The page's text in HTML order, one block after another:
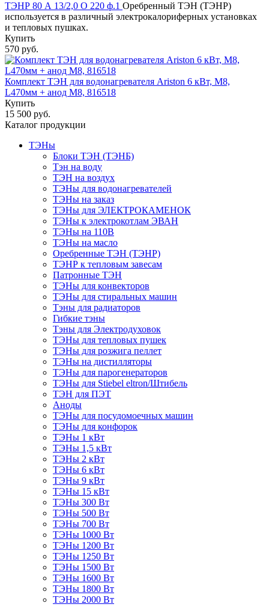
ТЭНР 80 А 13/2,0 О 220 ф.1 Оребренный ТЭН (ТЭНР)
используется в различный электрокалориферных установках
и тепловых пушках.
Купить
570 руб.
Комплект ТЭН для водонагревателя Ariston 6 кВт, М8,
L470мм + анод М8, 816518
Купить
15 500 руб.
Каталог продукции
ТЭНы
Блоки ТЭН (ТЭНБ)
Тэн на воду
ТЭН на воздух
ТЭНы для водонагревателей
ТЭНы на заказ
ТЭНы для ЭЛЕКТРОКАМЕНОК
ТЭНы к электрокотлам ЭВАН
ТЭНы на 110В
ТЭНы на масло
Оребренные ТЭН (ТЭНР)
ТЭНР к тепловым завесам
Патронные ТЭН
ТЭНы для конвекторов
ТЭНы для стиральных машин
Тэны для радиаторов
Гибкие тэны
Тэны для Электродуховок
ТЭНы для тепловых пушек
ТЭНы для розжига пеллет
ТЭНы на дистилляторы
ТЭНы для парогенераторов
ТЭНы для Stiebel eltron/Штибель
ТЭН для ПЭТ
Аноды
ТЭНы для посудомоечных машин
ТЭНы для конфорок
ТЭНы 1 кВт
ТЭНы 1,5 кВт
ТЭНы 2 кВт
ТЭНы 6 кВт
ТЭНы 9 кВт
ТЭНы 15 кВт
ТЭНы 300 Вт
ТЭНы 500 Вт
ТЭНы 700 Вт
ТЭНы 1000 Вт
ТЭНы 1200 Вт
ТЭНы 1250 Вт
ТЭНы 1500 Вт
ТЭНы 1600 Вт
ТЭНы 1800 Вт
ТЭНы 2000 Вт